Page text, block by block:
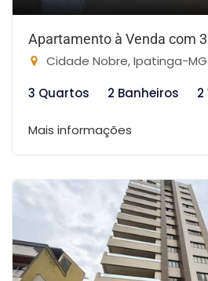
Apartamento à Venda com
Cidade Nobre, Ipatinga-MG
3 Quartos
2 Banheiros 2
Mais informações